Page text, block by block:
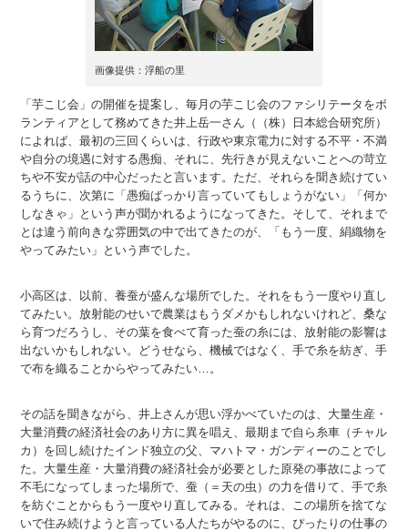
画像提供：浮船の里
「芋こじ会」の開催を提案し、毎月の芋こじ会のファシリテータをボ
ランティアとして務めてきた井上岳一さん（（株）日本総合研究所）
によれば、最初の三回くらいは、行政や東京電力に対する不平・不満
や自分の境遇に対する愚痴、それに、先行きが見えないことへの苛立
ちや不安が話の中心だったと言います。ただ、それらを聞き続けてい
るうちに、次第に「愚痴ばっかり言っていてもしょうがない」「何か
しなきゃ」という声が聞かれるようになってきた。そして、それまで
とは違う前向きな雰囲気の中で出てきたのが、「もう一度、絹織物を
やってみたい」という声でした。
小高区は、以前、養蚕が盛んな場所でした。それをもう一度やり直し
てみたい。放射能のせいで農業はもうダメかもしれないけれど、桑な
ら育つだろうし、その葉を食べて育った蚕の糸には、放射能の影響は
出ないかもしれない。どうせなら、機械ではなく、手で糸を紡ぎ、手
で布を織ることからやってみたい…。
その話を聞きながら、井上さんが思い浮かべていたのは、大量生産・
大量消費の経済社会のあり方に異を唱え、最期まで自ら糸車（チャル
カ）を回し続けたインド独立の父、マハトマ・ガンディーのことでし
た。大量生産・大量消費の経済社会が必要とした原発の事故によって
不毛になってしまった場所で、蚕（＝天の虫）の力を借りて、手で糸
を紡ぐことからもう一度やり直してみる。それは、この場所を捨てな
いで住み続けようと言っている人たちがやるのに、ぴったりの仕事の